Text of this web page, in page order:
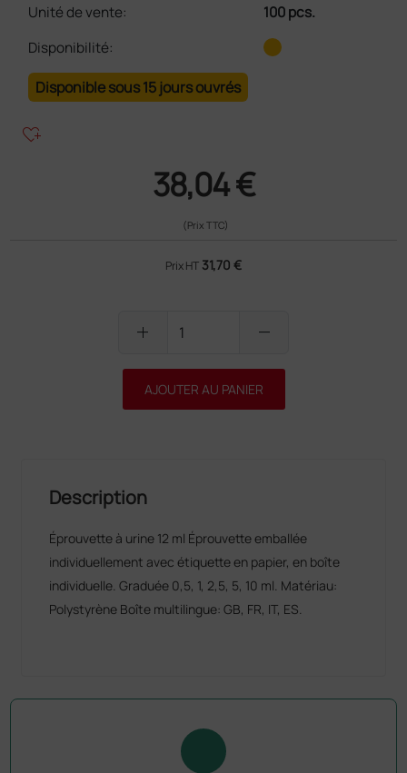
Unité de vente:
100 pcs.
Disponibilité:
Disponible sous 15 jours ouvrés
heart_plus
38,04 €
(Prix TTC)
Prix HT 31,70 €
add remove
AJOUTER AU PANIER
Description
Éprouvette à urine 12 ml Éprouvette emballée
individuellement avec étiquette en papier, en boîte
individuelle. Graduée 0,5, 1, 2,5, 5, 10 ml. Matériau:
Polystyrène Boîte multilingue: GB, FR, IT, ES.